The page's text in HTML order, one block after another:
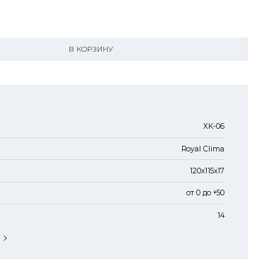
В КОРЗИНУ
XK-06
Royal Clima
120x115x17
от 0 до +50
14